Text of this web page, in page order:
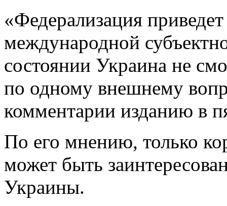
«Федерализация
международной
состоянии Украина не
по одному внешнему
комментарии изданию в
По его мнению, только
может быть
Украины.